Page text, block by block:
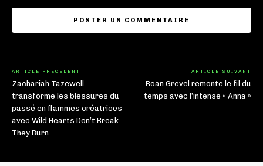
ARTICLE PRÉCÉDENT
Zachariah Tazewell
transforme les blessures du
passé en flammes créatrices
avec Wild Hearts Don’t Break
They Burn
ARTICLE SUIVANT
Roan Grevel remonte le fil du
temps avec l’intense « Anna »